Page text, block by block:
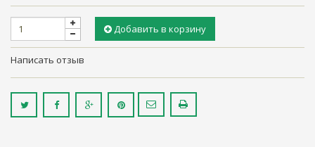
Добавить в корзину
Написать отзыв